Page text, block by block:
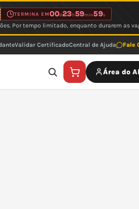
TERMINA EM00d23 h59min59s
Por tempo limitado, enquanto durarem as
Validar CertificadoCentral de Ajuda Fale
Área do